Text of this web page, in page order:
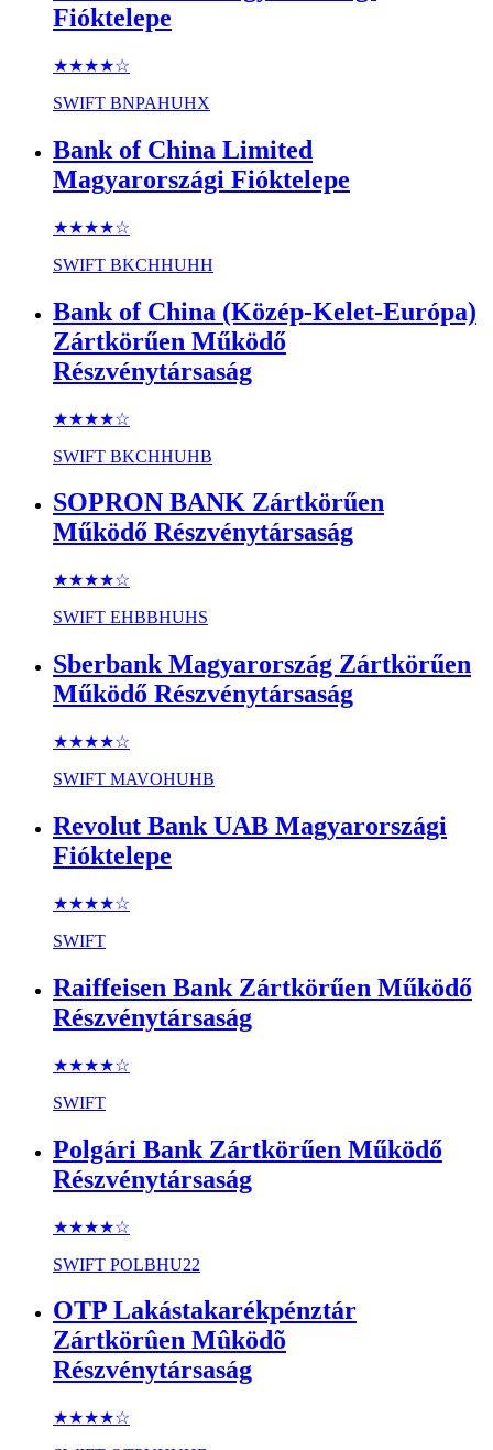
Fióktelepe
★★★★☆
SWIFT BNPAHUHX
Bank of China Limited
Magyarországi Fióktelepe
★★★★☆
SWIFT BKCHHUHH
Bank of China (Közép-Kelet-Európa)
Zártkörűen Működő
Részvénytársaság
★★★★☆
SWIFT BKCHHUHB
SOPRON BANK Zártkörűen
Működő Részvénytársaság
★★★★☆
SWIFT EHBBHUHS
Sberbank Magyarország Zártkörűen
Működő Részvénytársaság
★★★★☆
SWIFT MAVOHUHB
Revolut Bank UAB Magyarországi
Fióktelepe
★★★★☆
SWIFT
Raiffeisen Bank Zártkörűen Működő
Részvénytársaság
★★★★☆
SWIFT
Polgári Bank Zártkörűen Működő
Részvénytársaság
★★★★☆
SWIFT POLBHU22
OTP Lakástakarékpénztár
Zártkörûen Mûködõ
Részvénytársaság
★★★★☆